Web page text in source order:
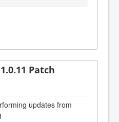
Patch
updates from